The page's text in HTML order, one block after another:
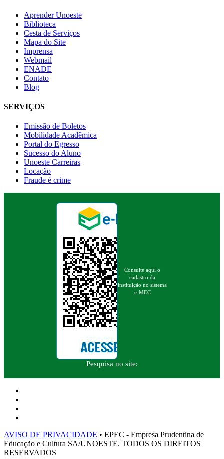
Aprender Unoeste
Biblioteca
Cesta de Serviços
Mapa do Site
Imprensa
Webmail
ENADE
Contato
Blog
SERVIÇOS
Emissão de Boletos
Mobilidade Acadêmica
Portal do Egresso
Sucesso do Aluno
Unoeste Carreiras
Locação
Fraude é crime
Consulte aqui o
cadastro da
instituição no sistema
e-MEC
Pesquisa no site:
AVISO DE PRIVACIDADE • EPEC - Empresa Prudentina de
Educação e Cultura SA/UNOESTE. TODOS OS DIREITOS
RESERVADOS